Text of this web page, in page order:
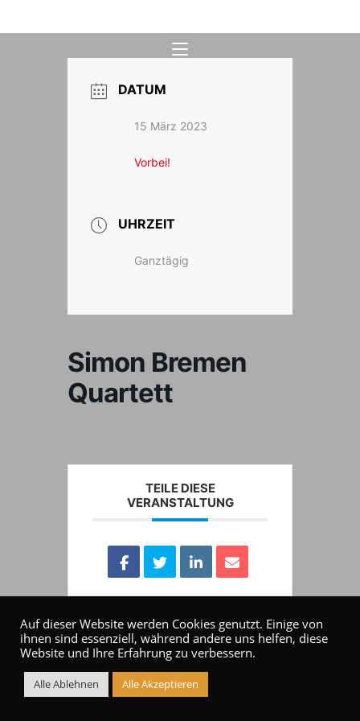
Inhalt
DATUM
15 März 2023
Vorbei!
UHRZEIT
Ganztägig
Simon Bremen
Quartett
TEILE DIESE
VERANSTALTUNG
Auf dieser Website werden Cookies genutzt. Einige von
ihnen sind essenziell, während andere uns helfen, diese
Website und Ihre Erfahrung zu verbessern.
Alle Ablehnen Alle Akzeptieren